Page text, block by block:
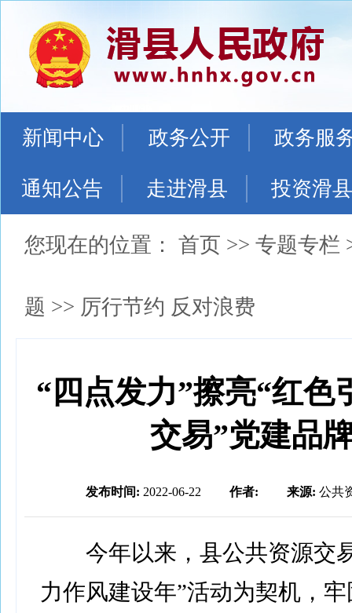
新闻中心 政务公开 政务服
通知公告 走进滑县 投资滑县
您现在的位置： 首页 >> 专题专栏
题 >> 厉行节约 反对浪费
“四点发力”擦亮“红色
交易”党建品
发布时间: 2022-06-22 作者: 来源: 公共
今年以来，县公共资源交
力作风建设年”活动为契机，